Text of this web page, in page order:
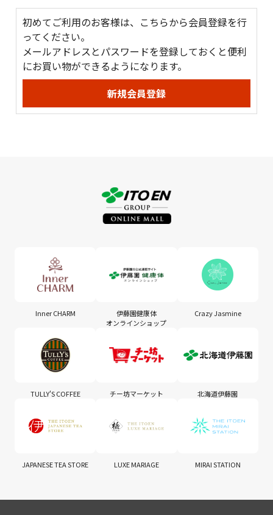
初めてご利用のお客様は、こちらから会員登録を行
ってください。
メールアドレスとパスワードを登録しておくと便利
にお買い物ができるようになります。
Inner CHARM
伊藤園健康体
オンラインショップ
Crazy Jasmine
TULLY'S COFFEE チー坊マーケット 北海道伊藤園
JAPANESE TEA STORE LUXE MARIAGE MIRAI STATION